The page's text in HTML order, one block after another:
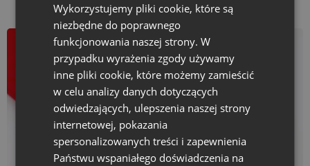
Wykorzystujemy pliki cookie, które są
niezbędne do poprawnego
funkcjonowania naszej strony. W
przypadku wyrażenia zgody używamy
inne pliki cookie, które możemy zamieścić
w celu analizy danych dotyczących
odwiedzających, ulepszenia naszej strony
internetowej, pokazania
spersonalizowanych treści i zapewnienia
Państwu wspaniałego doświadczenia na